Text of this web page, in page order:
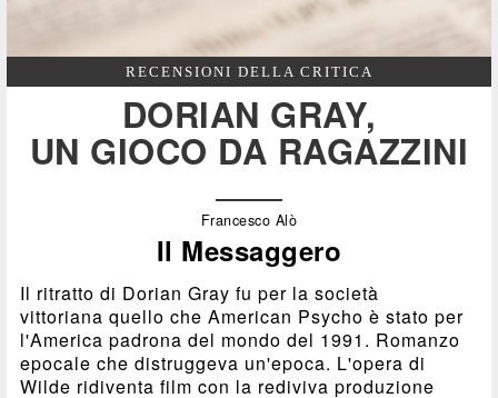
RECENSIONI DELLA CRITICA
DORIAN GRAY,
UN GIOCO DA RAGAZZINI
Francesco Alò
Il Messaggero
Il ritratto di Dorian Gray fu per la società
vittoriana quello che American Psycho è stato per
l'America padrona del mondo del 1991. Romanzo
epocale che distruggeva un'epoca. L'opera di
Wilde ridiventa film con la rediviva produzione